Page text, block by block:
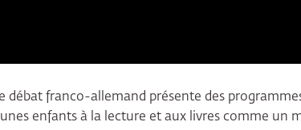
débat franco-allemand présente des
enfants à la lecture et aux livres comme un